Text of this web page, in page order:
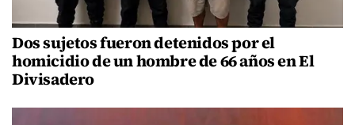
Dos sujetos fueron detenidos por el
homicidio de un hombre de 66 años en El
Divisadero